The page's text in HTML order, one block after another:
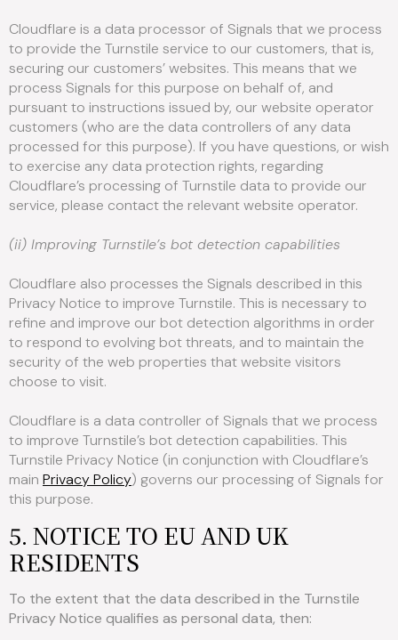
Cloudflare is a data processor of Signals that we process
to provide the Turnstile service to our customers, that is,
securing our customers’ websites. This means that we
process Signals for this purpose on behalf of, and
pursuant to instructions issued by, our website operator
customers (who are the data controllers of any data
processed for this purpose). If you have questions, or wish
to exercise any data protection rights, regarding
Cloudflare’s processing of Turnstile data to provide our
service, please contact the relevant website operator.
(ii) Improving Turnstile’s bot detection capabilities
Cloudflare also processes the Signals described in this
Privacy Notice to improve Turnstile. This is necessary to
refine and improve our bot detection algorithms in order
to respond to evolving bot threats, and to maintain the
security of the web properties that website visitors
choose to visit.
Cloudflare is a data controller of Signals that we process
to improve Turnstile’s bot detection capabilities. This
Turnstile Privacy Notice (in conjunction with Cloudflare’s
main Privacy Policy) governs our processing of Signals for
this purpose.
5. NOTICE TO EU AND UK
RESIDENTS
To the extent that the data described in the Turnstile
Privacy Notice qualifies as personal data, then: